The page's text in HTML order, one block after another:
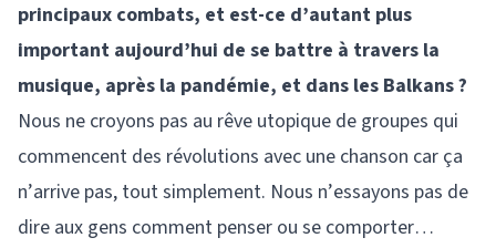
principaux combats, et est-ce d’autant plus
important aujourd’hui de se battre à travers la
musique, après la pandémie, et dans les Balkans ?
Nous ne croyons pas au rêve utopique de groupes qui
commencent des révolutions avec une chanson car ça
n’arrive pas, tout simplement. Nous n’essayons pas de
dire aux gens comment penser ou se comporter…